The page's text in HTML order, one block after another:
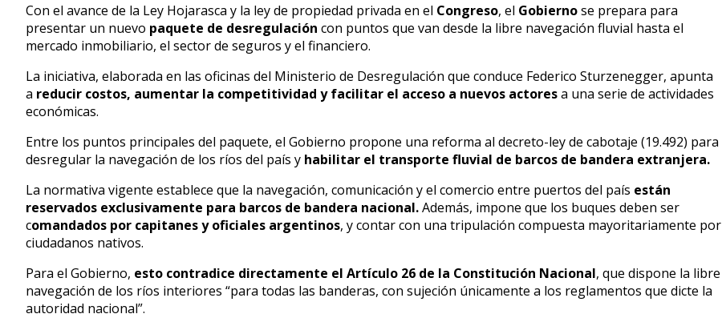
Con el avance de la Ley Hojarasca y la ley de propiedad privada en el Congreso, el Gobiernose prepara para
presentar un nuevo paquete de desregulación con puntos que van desde la libre navegación fluvial hasta el
mercado inmobiliario, el sector de seguros y el financiero.
La iniciativa, elaborada en las oficinas del Ministerio de Desregulación que conduce Federico Sturzenegger, apunta
a reducir costos, aumentar la competitividad y facilitar el acceso a nuevos actoresa una serie de actividades
económicas.
Entre los puntos principales del paquete, el Gobierno propone una reforma al decreto-ley de cabotaje (19.492) para
desregular la navegación de los ríos del país y habilitar el transporte fluvial de barcos de bandera extranjera.
La normativa vigente establece que la navegación, comunicación y el comercio entre puertos del país están
reservados exclusivamente para barcos de bandera nacional.Además, impone que los buques deben ser
comandados por capitanes y oficiales argentinos, y contar con una tripulación compuesta mayoritariamente por
ciudadanos nativos.
Para el Gobierno, esto contradice directamente el Artículo 26 de la Constitución Nacional, que dispone la libre
navegación de los ríos interiores “para todas las banderas, con sujeción únicamente a los reglamentos que dicte la
autoridad nacional”.